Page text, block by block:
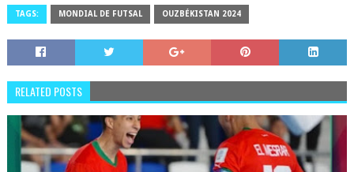
TAGS: MONDIAL DE FUTSAL OUZBÉKISTAN 2024
RELATED POSTS